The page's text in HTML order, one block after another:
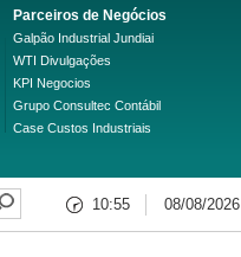
Parceiros de Negócios
Galpão Industrial Jundiai
WTI Divulgações
KPI Negocios
Grupo Consultec Contábil
Case Custos Industriais
10:55 08/08/2026